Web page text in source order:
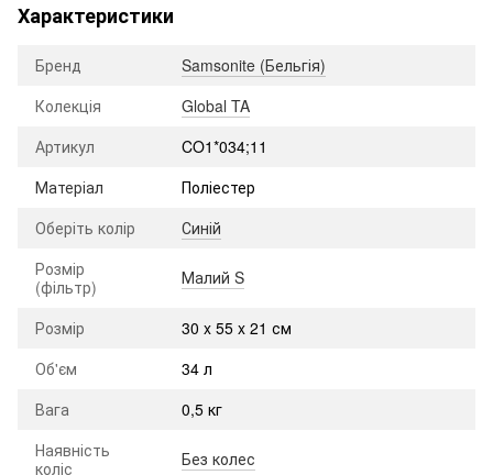
Характеристики
Бренд
Samsonite (Бельгія)
Колекція
Global TA
Артикул
CO1*034;11
Матеріал
Поліестер
Оберіть колір
Синій
Розмір
(фільтр)
Малий S
Розмір
30 x 55 x 21 см
Об'єм
34 л
Вага
0,5 кг
Наявність
коліс
Без колес